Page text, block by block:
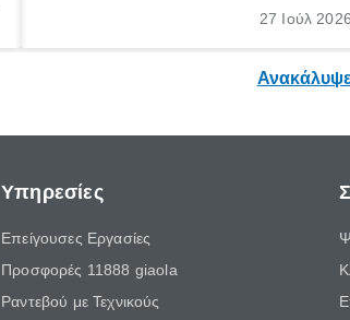
πληροφορίες για το «κνησμός τι είναι»,
27 Ιούλ 2026
Υπηρεσίες
Επείγουσες Εργασίες
Προσφορές 11888 giaola
Ραντεβού με Τεχνικούς